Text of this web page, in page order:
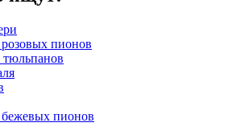
пионов
пионов